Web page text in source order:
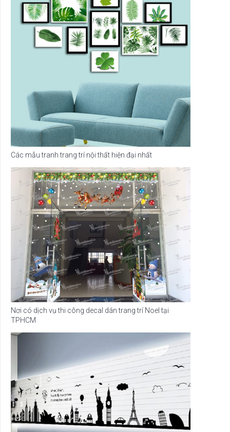
Các mẫu tranh trang trí nội thất hiện đại nhất
Nơi có dịch vụ thi công decal dán trang trí Noel tại
TPHCM